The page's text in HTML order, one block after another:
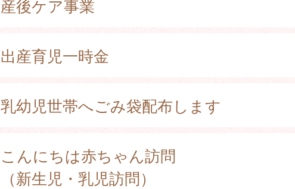
産後ケア事業
出産育児一時金
乳幼児世帯へごみ袋配布します
こんにちは赤ちゃん訪問
（新生児・乳児訪問）